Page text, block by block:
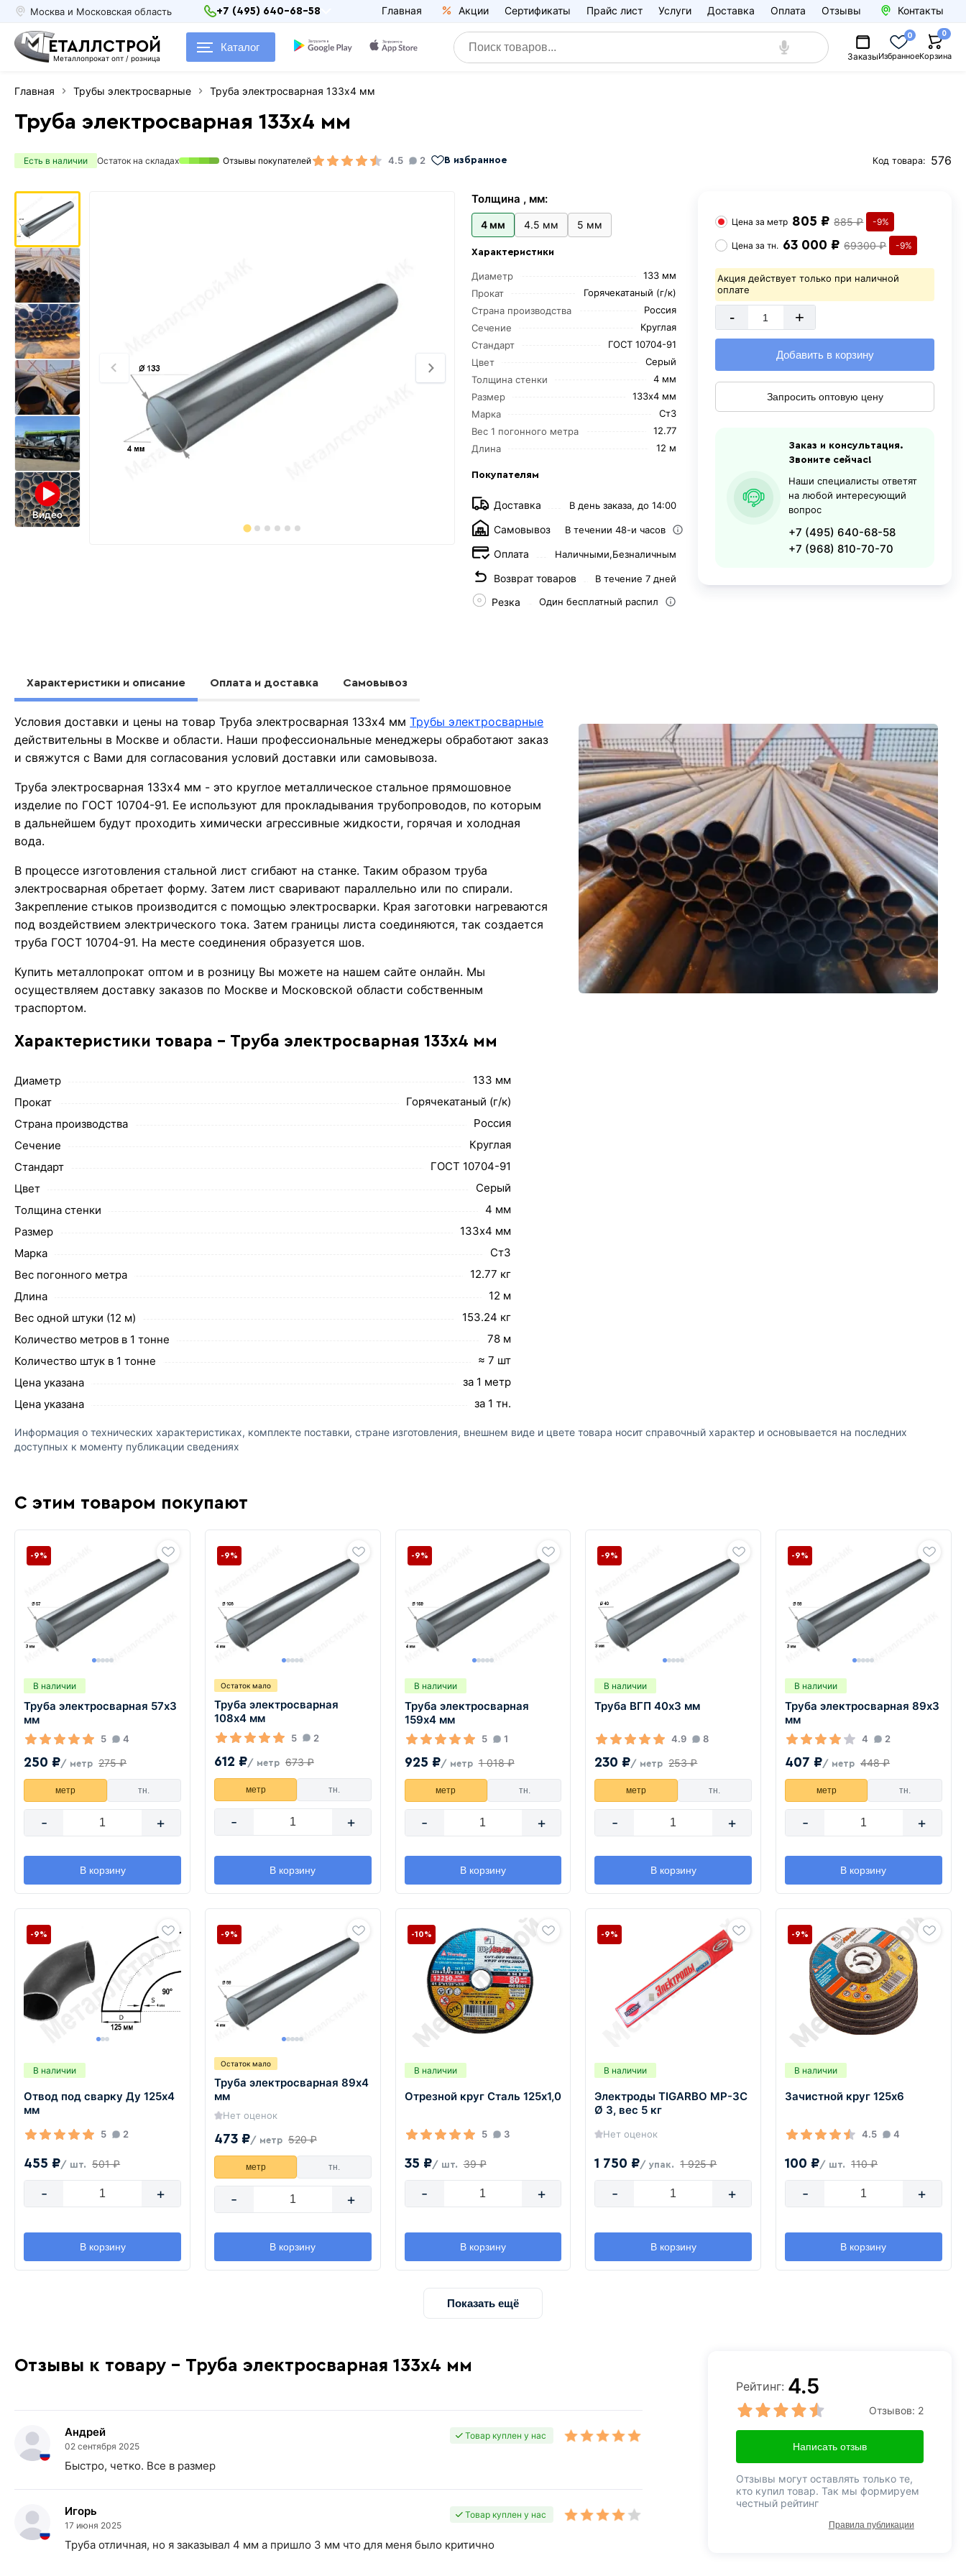
Москва и Московская область +7 (495) 640-68-58 Главная Акции Сертификаты Прайс лист Услуги Доставка Оплата Отзывы Контакты
ЕТАЛЛСТРОЙ
Металлопрокат опт / розница
Каталог
ЗаказыИзбранное
0
Корзина
0
Главная Трубы электросварные Труба электросварная 133х4 мм
Труба электросварная 133х4 мм
Есть в наличии Остаток на складах Отзывы покупателей 4.5 2 В избранное Код товара: 576
Видео
Толщина , мм:
4 мм 4.5 мм 5 мм
Характеристики
Диаметр
133 мм
Прокат
Горячекатаный (г/к)
Страна производства
Россия
Сечение
Круглая
Стандарт
ГОСТ 10704-91
Цвет
Серый
Толщина стенки
4 мм
Размер
133х4 мм
Марка
Ст3
Вес 1 погонного метра
12.77
Длина
12 м
Покупателям
Доставка В день заказа, до 14:00
Самовывоз В течении 48-и часов
Оплата Наличными,Безналичным
Возврат товаров В течение 7 дней
Резка Один бесплатный распил
Цена за метр 805 ₽ 885 ₽ -9%
Цена затн. 63 000 ₽ 69300 ₽ -9%
Акция действует только при наличной
оплате
- +
Добавить в корзину
Запросить оптовую цену
Заказ и консультация.
Звоните сейчас!
Наши специалисты ответят
на любой интересующий
вопрос
+7 (495) 640-68-58
+7 (968) 810-70-70
Характеристики и описание Оплата и доставка Самовывоз
Условия доставки и цены на товар Труба электросварная 133х4 ммТрубы электросварные
действительны в Москве и области. Наши профессиональные менеджеры обработают заказ
и свяжутся с Вами для согласования условий доставки или самовывоза.
Труба электросварная 133х4 мм - это круглое металлическое стальное прямошовное
изделие по ГОСТ 10704-91. Ее используют для прокладывания трубопроводов, по которым
в дальнейшем будут проходить химически агрессивные жидкости, горячая и холодная
вода.
В процессе изготовления стальной лист сгибают на станке. Таким образом труба
электросварная обретает форму. Затем лист сваривают параллельно или по спирали.
Закрепление стыков производится с помощью электросварки. Края заготовки нагреваются
под воздействием электрического тока. Затем границы листа соединяются, так создается
труба ГОСТ 10704-91. На месте соединения образуется шов.
Купить металлопрокат оптом и в розницу Вы можете на нашем сайте онлайн. Мы
осуществляем доставку заказов по Москве и Московской области собственным
траспортом.
Характеристики товара - Труба электросварная 133х4 мм
Диаметр
133 мм
Прокат
Горячекатаный (г/к)
Страна производства
Россия
Сечение
Круглая
Стандарт
ГОСТ 10704-91
Цвет
Серый
Толщина стенки
4 мм
Размер
133х4 мм
Марка
Ст3
Вес погонного метра
12.77 кг
Длина
12 м
Вес одной штуки (12 м)
153.24 кг
Количество метров в 1 тонне
78 м
Количество штук в 1 тонне
≈ 7 шт
Цена указана
за 1 метр
Цена указана
за 1 тн.
Информация о технических характеристиках, комплекте поставки, стране изготовления, внешнем виде и цвете товара носит справочный характер и основывается на последних
доступных к моменту публикации сведениях
С этим товаром покупают
В наличии
Труба электросварная 57х3
мм
5 4
250 ₽/ метр 275 ₽
-9%
метр тн.
- +
В корзину
Остаток мало
Труба электросварная
108х4 мм
5 2
612 ₽/ метр 673 ₽
-9%
метр тн.
- +
В корзину
В наличии
Труба электросварная
159х4 мм
5 1
925 ₽/ метр 1 018 ₽
-9%
метр тн.
- +
В корзину
В наличии
Труба ВГП 40х3 мм
4.9 8
230 ₽/ метр 253 ₽
-9%
метр тн.
- +
В корзину
В наличии
Труба электросварная 89х3
мм
4 2
407 ₽/ метр 448 ₽
-9%
метр тн.
- +
В корзину
В наличии
Отвод под сварку Ду 125х4
мм
5 2
455 ₽/ шт. 501 ₽
-9%
- +
В корзину
Остаток мало
Труба электросварная 89х4
мм
Нет оценок
473 ₽/ метр 520 ₽
-9%
метр тн.
- +
В корзину
В наличии
Отрезной круг Сталь 125х1,0
5 3
35 ₽/ шт. 39 ₽
-10%
- +
В корзину
В наличии
Электроды TIGARBO MP-3C
Ø 3, вес 5 кг
Нет оценок
1 750 ₽/ упак. 1 925 ₽
-9%
- +
В корзину
В наличии
Зачистной круг 125х6
4.5 4
100 ₽/ шт. 110 ₽
-9%
- +
В корзину
Показать ещё
Отзывы к товару - Труба электросварная 133х4 мм
Андрей
02 сентября 2025
Товар куплен у нас
Быстро, четко. Все в размер
Игорь
17 июня 2025
Товар куплен у нас
Труба отличная, но я заказывал 4 мм а пришло 3 мм что для меня было критично
Рейтинг: 4.5
Отзывов: 2
Написать отзыв
Отзывы могут оставлять только те,
кто купил товар. Так мы формируем
честный рейтинг
Правила публикации